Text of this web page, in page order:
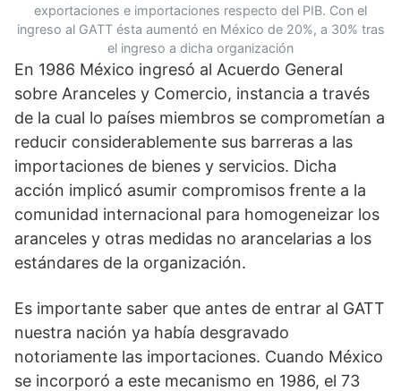
exportaciones e importaciones respecto del PIB. Con el
ingreso al GATT ésta aumentó en México de 20%, a 30% tras
el ingreso a dicha organización
En 1986 México ingresó al Acuerdo General
sobre Aranceles y Comercio, instancia a través
de la cual lo países miembros se comprometían a
reducir considerablemente sus barreras a las
importaciones de bienes y servicios. Dicha
acción implicó asumir compromisos frente a la
comunidad internacional para homogeneizar los
aranceles y otras medidas no arancelarias a los
estándares de la organización.
Es importante saber que antes de entrar al GATT
nuestra nación ya había desgravado
notoriamente las importaciones. Cuando México
se incorporó a este mecanismo en 1986, el 73